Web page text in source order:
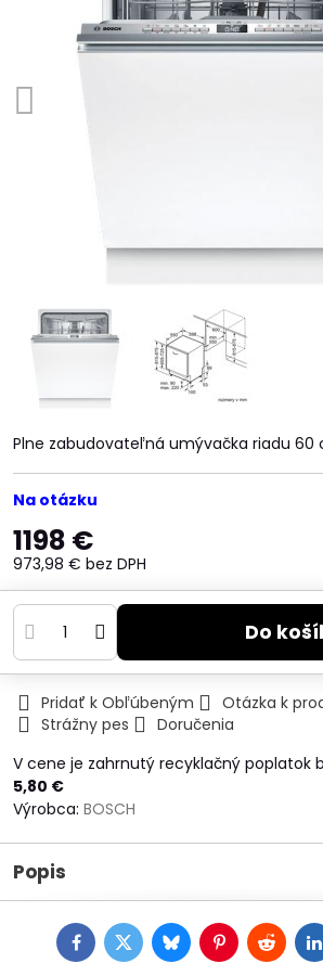
Plne zabudovateľná umývačka riadu 60
Na otázku
1198 €
973,98 € bez DPH
Do
Pridať k Obľúbeným
Otázka k
Strážny pes
Doručenia
V cene je zahrnutý recyklačný poplatok
5,80 €
Výrobca: BOSCH
Popis
FacebookTwitterBlueskyPinterestReddit